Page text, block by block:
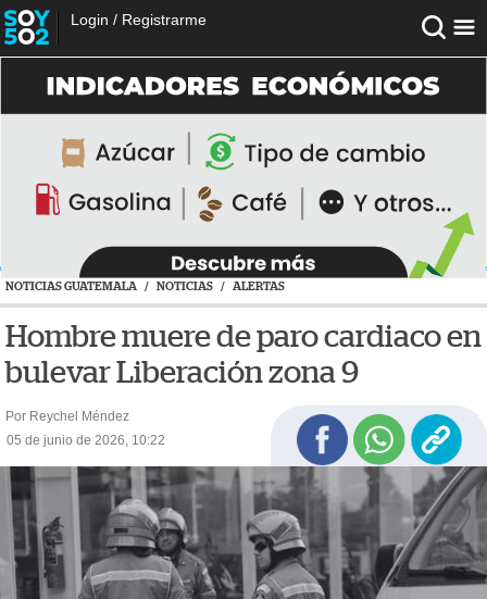
Login / Registrarme
NOTICIAS GUATEMALA / NOTICIAS / ALERTAS
Hombre muere de paro cardiaco en
bulevar Liberación zona 9
Por Reychel Méndez
05 de junio de 2026, 10:22